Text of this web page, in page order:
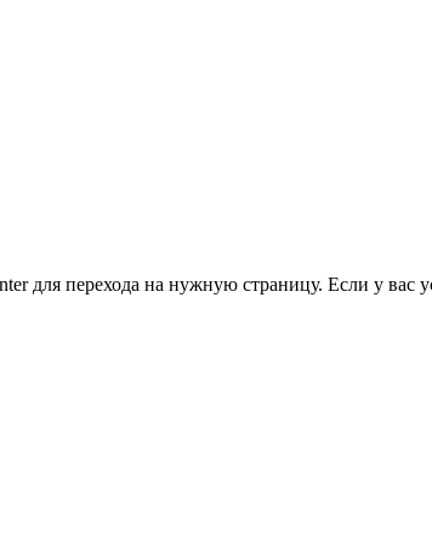
для перехода на нужную страницу. Если у вас